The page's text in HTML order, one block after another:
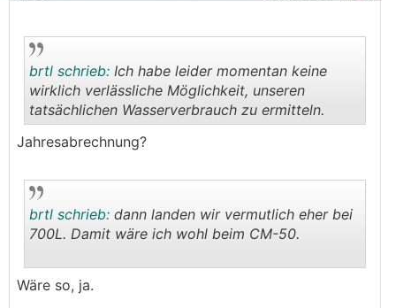
brtl schrieb: Ich habe leider momentan keine
wirklich verlässliche Möglichkeit, unseren
tatsächlichen Wasserverbrauch zu ermitteln.
Jahresabrechnung?
brtl schrieb: dann landen wir vermutlich eher bei
700L. Damit wäre ich wohl beim CM-50.
Wäre so, ja.